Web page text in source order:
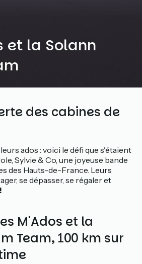
et la Solann
des cabines de
ados : voici le défi que s'étaient
Sylvie & Co, une joyeuse bande
des Hauts-de-France. Leurs
se dépasser, se régaler et
M'Ados et la
Team, 100 km sur